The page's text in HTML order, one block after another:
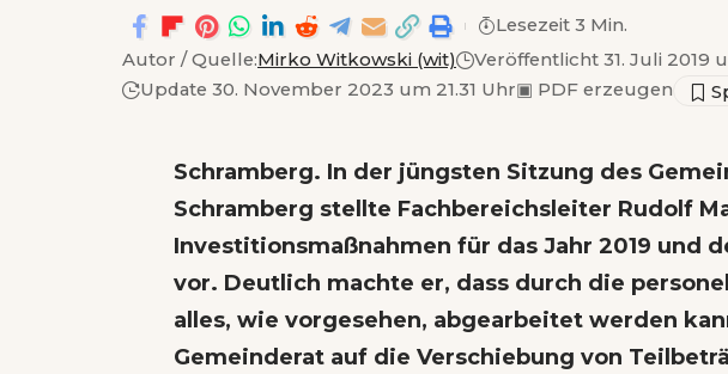
Autor / Quelle:Mirko Witkowski (wit)
Veröffentlicht 31. Juli 2019
Update 30. November 2023 um 21.31 Uhr▣ PDF erzeugen
Lesezeit 3 Min.
Schramberg. In der jüngsten Sitzung des
Schramberg stellte Fachbereichsleiter Rudolf
Investitionsmaßnahmen für das Jahr 2019 und
vor. Deutlich machte er, dass durch die
alles, wie vorgesehen, abgearbeitet werden
Gemeinderat auf die Verschiebung von